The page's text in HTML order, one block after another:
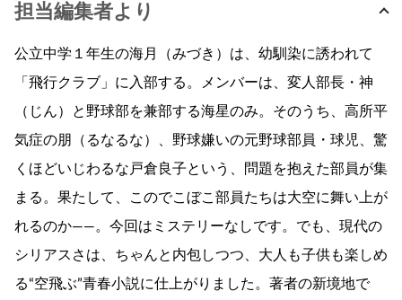
担当編集者より
公立中学１年生の海月（みづき）は、幼馴染に誘われて
「飛行クラブ」に入部する。メンバーは、変人部長・神
（じん）と野球部を兼部する海星のみ。そのうち、高所平
気症の朋（るなるな）、野球嫌いの元野球部員・球児、驚
くほどいじわるな戸倉良子という、問題を抱えた部員が集
まる。果たして、このでこぼこ部員たちは大空に舞い上が
れるのか——。今回はミステリーなしです。でも、現代の
シリアスさは、ちゃんと内包しつつ、大人も子供も楽しめ
る“空飛ぶ”青春小説に仕上がりました。著者の新境地で